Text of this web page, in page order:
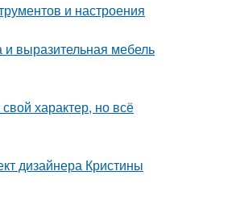
и настроения
выразительная мебель
характер, но всё
дизайнера Кристины